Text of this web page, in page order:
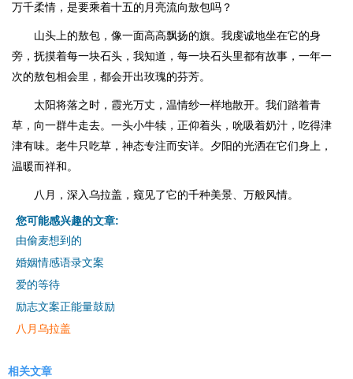
万千柔情，是要乘着十五的月亮流向敖包吗？
山头上的敖包，像一面高高飘扬的旗。我虔诚地坐在它的身
旁，抚摸着每一块石头，我知道，每一块石头里都有故事，一年一
次的敖包相会里，都会开出玫瑰的芬芳。
太阳将落之时，霞光万丈，温情纱一样地散开。我们踏着青
草，向一群牛走去。一头小牛犊，正仰着头，吮吸着奶汁，吃得津
津有味。老牛只吃草，神态专注而安详。夕阳的光洒在它们身上，
温暖而祥和。
八月，深入乌拉盖，窥见了它的千种美景、万般风情。
您可能感兴趣的文章:
由偷麦想到的
婚姻情感语录文案
爱的等待
励志文案正能量鼓励
八月乌拉盖
相关文章